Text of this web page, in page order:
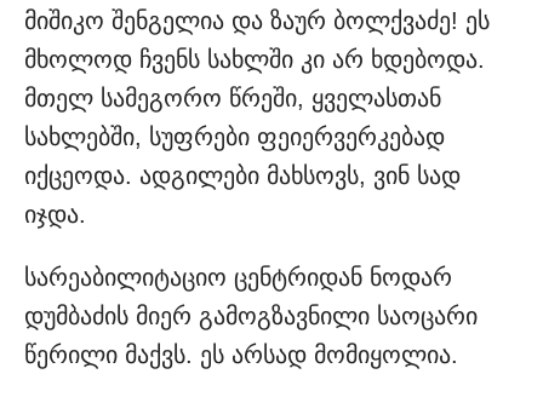
მიშიკო შენგელია და ზაურ ბოლქვაძე! ეს
მხოლოდ ჩვენს სახლში კი არ ხდებოდა.
მთელ სამეგორო წრეში, ყველასთან
სახლებში, სუფრები ფეიერვერკებად
იქცეოდა. ადგილები მახსოვს, ვინ სად
იჯდა.
სარეაბილიტაციო ცენტრიდან ნოდარ
დუმბაძის მიერ გამოგზავნილი საოცარი
წერილი მაქვს. ეს არსად მომიყოლია.